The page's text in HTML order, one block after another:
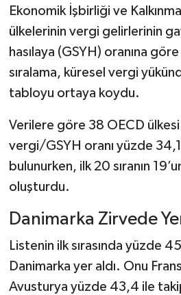
Ekonomik İşbirliği ve
ülkelerinin vergi gelirlerinin
hasılaya (GSYH) oranına
sıralama, küresel vergi
tabloyu ortaya koydu.
Verilere göre 38 OECD
vergi/GSYH oranı yüzde
bulunurken, ilk 20 sıranın
oluşturdu.
Danimarka Zirvede
Listenin ilk sırasında yüzde
Danimarka yer aldı. Onu
Avusturya yüzde 43,4 ile
Doğanyurt Haberleri
Hanönü Haberleri
İhsangazi Haberleri
Küre Haberleri
Merkez Haberleri
Pınarbaşı Haberleri
Şenpazar Haberleri
Seydiler Haberleri